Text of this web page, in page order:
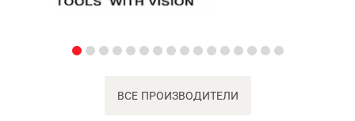
ВСЕ ПРОИЗВОДИТЕЛИ